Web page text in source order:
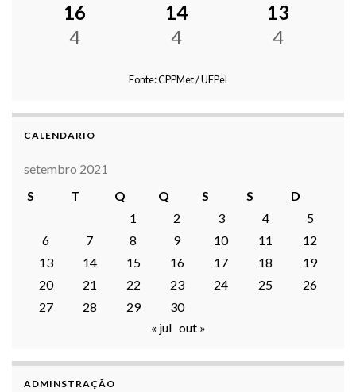
16
4
14
4
13
4
Fonte: CPPMet / UFPel
CALENDARIO
setembro 2021
S
T Q Q S S
D
1
2 3 4
5
6
7 8 9 10 11
12
13
14 15 16 17 18
19
20
21 22 23 24 25
26
27
28 29
30
« jul out »
ADMINSTRAÇÃO